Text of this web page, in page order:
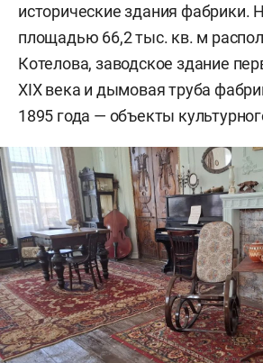
исторические здания фабрики.
площадью 66,2 тыс. кв. м
Котелова, заводское здание
XIX века и дымовая труба
1895 года — объекты